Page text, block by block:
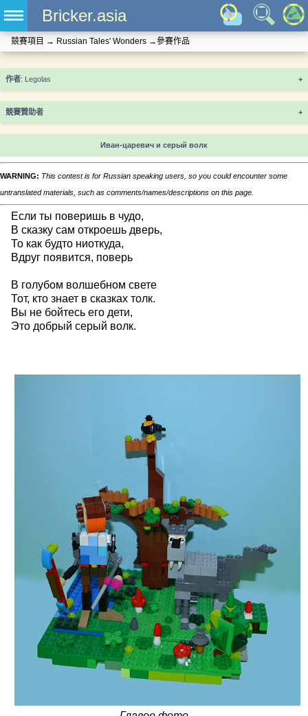
Bricker.asia
競賽項目 → Russian Tales' Wonders →參賽作品
+
競賽贊助者 +
Иван-царевич и серый волк
WARNING: This contest is for Russian speaking users, so you could encounter some
untranslated materials, such as comments/names/descriptions on this page.
Если ты поверишь в чудо,
В сказку сам откроешь дверь,
То как будто ниоткуда,
Вдруг появится, поверь
В голубом волшебном свете
Тот, кто знает в сказках толк.
Вы не бойтесь его дети,
Это добрый серый волк.